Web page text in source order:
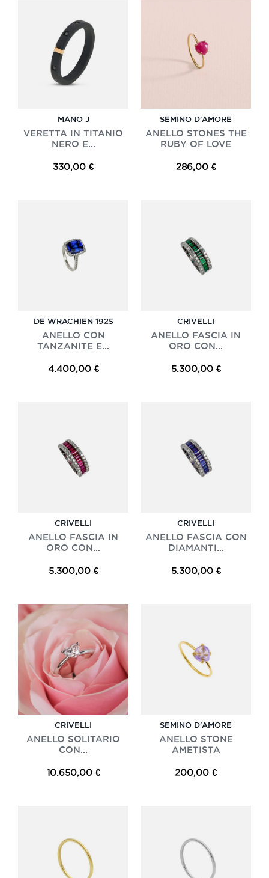
MANO J
VERETTA IN TITANIO
NERO E...
330,00 €
SEMINO D'AMORE
ANELLO STONES THE
RUBY OF LOVE
286,00 €
DE WRACHIEN 1925
ANELLO CON
TANZANITE E...
4.400,00 €
CRIVELLI
ANELLO FASCIA IN
ORO CON...
5.300,00 €
CRIVELLI
ANELLO FASCIA IN
ORO CON...
5.300,00 €
CRIVELLI
ANELLO FASCIA CON
DIAMANTI...
5.300,00 €
CRIVELLI
ANELLO SOLITARIO
CON...
10.650,00 €
SEMINO D'AMORE
ANELLO STONE
AMETISTA
200,00 €